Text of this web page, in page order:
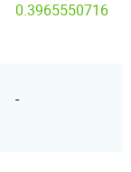
0.3965550716
-